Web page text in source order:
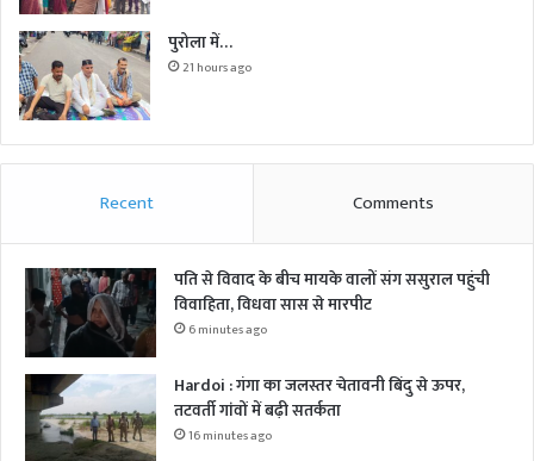
पुरोला में…
21 hours ago
Recent Comments
पति से विवाद के बीच मायके वालों संग ससुराल पहुंची
विवाहिता, विधवा सास से मारपीट
6 minutes ago
Hardoi : गंगा का जलस्तर चेतावनी बिंदु से ऊपर,
तटवर्ती गांवों में बढ़ी सतर्कता
16 minutes ago